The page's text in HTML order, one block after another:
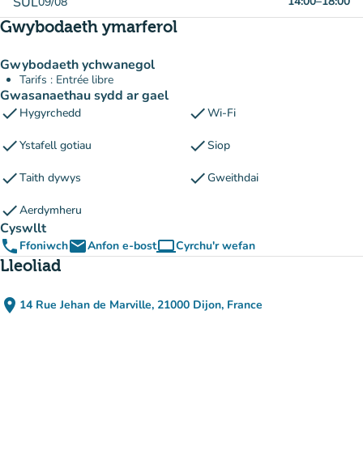
Gwybodaeth ymarferol
Gwybodaeth ychwanegol
Tarifs : Entrée libre
Gwasanaethau sydd ar gael
check Hygyrchedd checkWi-Fi
checkYstafell gotiau checkSiop
checkTaith dywys checkGweithdai
checkAerdymheru
Cyswllt
phone FfoniwchemailAnfon e-bostcomputerCyrchu'r wefan
(tab newydd)
Lleoliad
place 14 Rue Jehan de Marville, 21000 Dijon, France
(agor yn Google Maps)
(tab newydd)